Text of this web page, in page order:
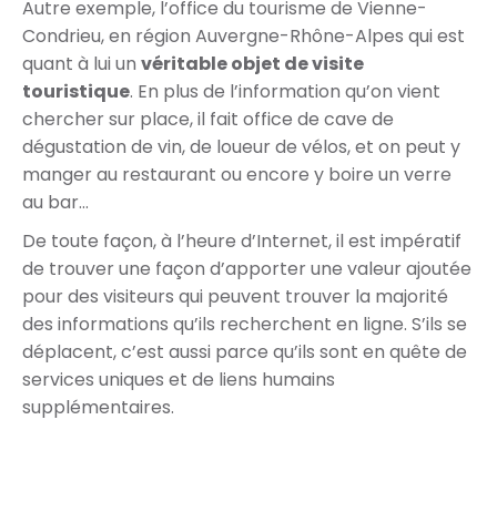
Autre exemple, l’office du tourisme de Vienne-
Condrieu, en région Auvergne-Rhône-Alpes qui est
quant à lui un véritable objet de visite
touristique. En plus de l’information qu’on vient
chercher sur place, il fait office de cave de
dégustation de vin, de loueur de vélos, et on peut y
manger au restaurant ou encore y boire un verre
au bar…
De toute façon, à l’heure d’Internet, il est impératif
de trouver une façon d’apporter une valeur ajoutée
pour des visiteurs qui peuvent trouver la majorité
des informations qu’ils recherchent en ligne. S’ils se
déplacent, c’est aussi parce qu’ils sont en quête de
services uniques et de liens humains
supplémentaires.